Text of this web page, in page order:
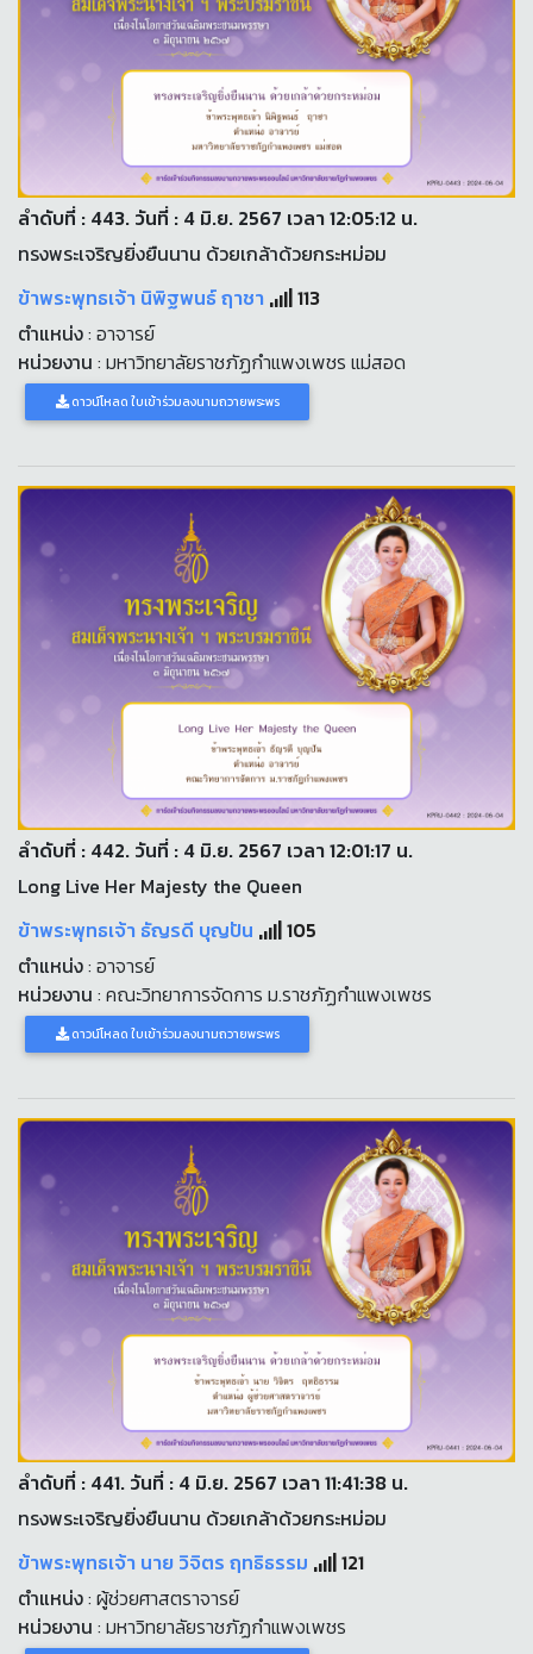
ลำดับที่ : 443. วันที่ : 4 มิ.ย. 2567 เวลา 12:05:12 น.
ทรงพระเจริญยิ่งยืนนาน ด้วยเกล้าด้วยกระหม่อม
ข้าพระพุทธเจ้า นิพิฐพนธ์ ฤาชา
113
ตำแหน่ง: อาจารย์
หน่วยงาน : มหาวิทยาลัยราชภัฏกำแพงเพชร แม่สอด
ดาวน์โหลด ใบเข้าร่วมลงนามถวายพระพร
ลำดับที่ : 442. วันที่ : 4 มิ.ย. 2567 เวลา 12:01:17 น.
Long Live Her Majesty the Queen
ข้าพระพุทธเจ้า ธัญรดี บุญปัน
105
ตำแหน่ง: อาจารย์
หน่วยงาน : คณะวิทยาการจัดการ ม.ราชภัฏกำแพงเพชร
ดาวน์โหลด ใบเข้าร่วมลงนามถวายพระพร
ลำดับที่ : 441. วันที่ : 4 มิ.ย. 2567 เวลา 11:41:38 น.
ทรงพระเจริญยิ่งยืนนาน ด้วยเกล้าด้วยกระหม่อม
ข้าพระพุทธเจ้า นาย วิจิตร ฤทธิธรรม
121
ตำแหน่ง: ผู้ช่วยศาสตราจารย์
หน่วยงาน : มหาวิทยาลัยราชภัฏกำแพงเพชร